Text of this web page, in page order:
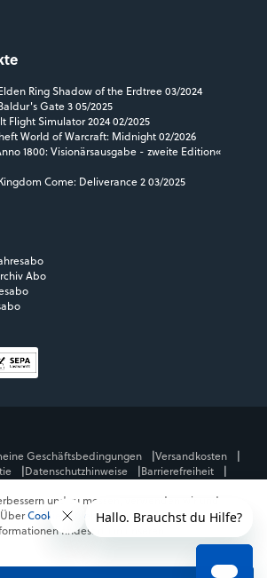
Ring Shadow of the Erdtree 03/2024
Gate 3 05/2025
Simulator 2024 02/2025
World of Warcraft: Midnight 02/2026
1800: Visionärsausgabe - zweite Edition«
Come: Deliverance 2 03/2025
Abo
Geschäftsbedingungen
Versandkosten
Datenschutzhinweise
Barrierefreiheit
MeinMMO Get Hero
Jeuxvideo.com
vorbehalten
jeweilige Mehrwertsteuer. Gegebenenfalls fallen
und zu messen, verwenden wir und
Cookies ablehnenkannst du dem
findest du in unseren